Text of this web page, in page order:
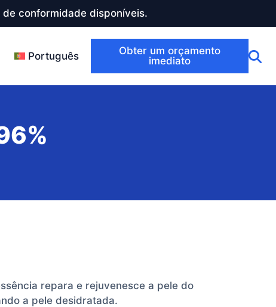
conformidade disponíveis.
Português
Obter um orçamento
imediato
repara e rejuvenesce a pele do
a pele desidratada.